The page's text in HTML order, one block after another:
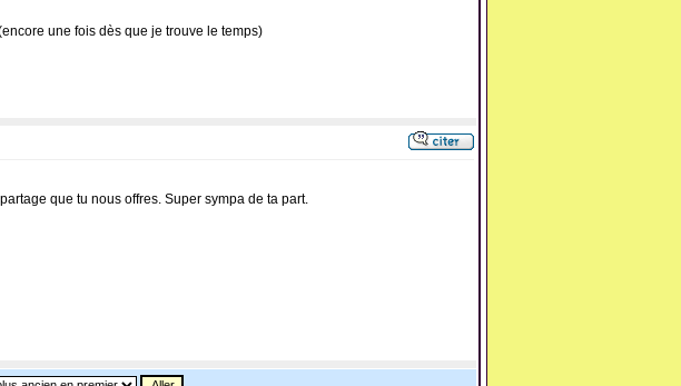
une fois dès que je trouve le temps)
que tu nous offres. Super sympa de ta part.